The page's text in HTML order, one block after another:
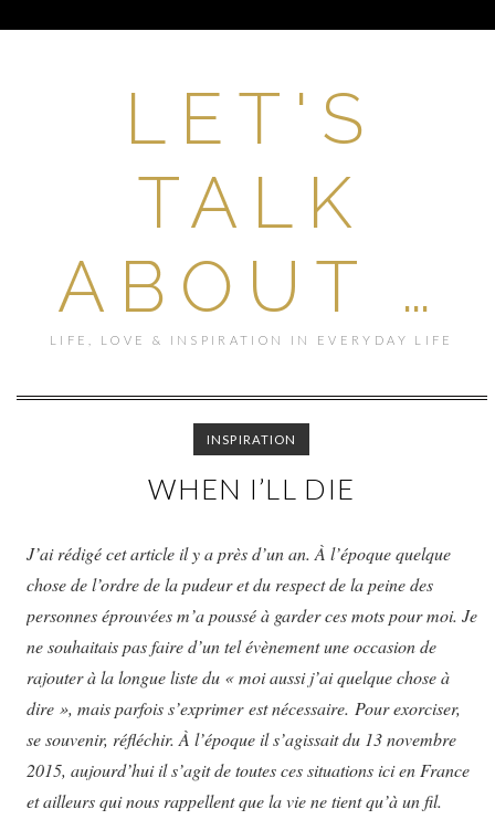
LET'S
TALK
ABOUT …
LIFE, LOVE & INSPIRATION IN EVERYDAY LIFE
INSPIRATION
WHEN I’LL DIE
J’ai rédigé cet article il y a près d’un an. À l’époque quelque
chose de l’ordre de la pudeur et du respect de la peine des
personnes éprouvées m’a poussé à garder ces mots pour moi. Je
ne souhaitais pas faire d’un tel évènement une occasion de
rajouter à la longue liste du « moi aussi j’ai quelque chose à
dire », mais parfois s’exprimer est nécessaire. Pour exorciser,
se souvenir, réfléchir. À l’époque il s’agissait du 13 novembre
2015, aujourd’hui il s’agit de toutes ces situations ici en France
et ailleurs qui nous rappellent que la vie ne tient qu’à un fil.